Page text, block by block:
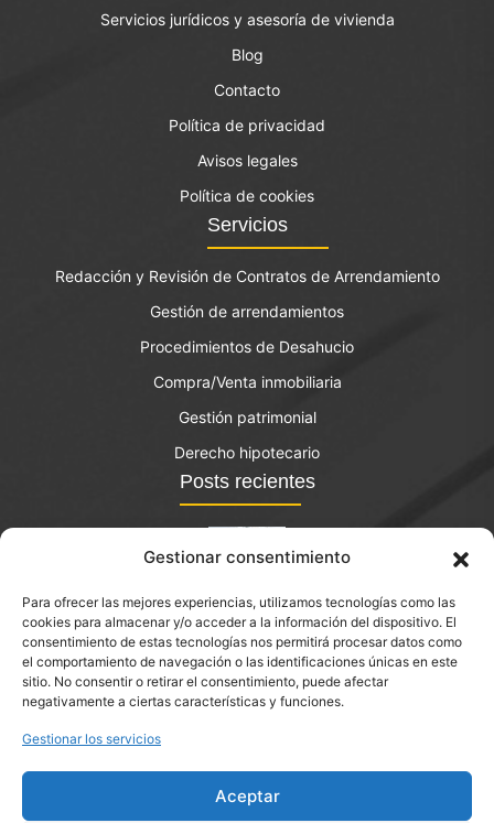
Gestionar consentimiento
Para ofrecer las mejores experiencias, utilizamos tecnologías como las
cookies para almacenar y/o acceder a la información del dispositivo. El
consentimiento de estas tecnologías nos permitirá procesar datos como
el comportamiento de navegación o las identificaciones únicas en este
sitio. No consentir o retirar el consentimiento, puede afectar
negativamente a ciertas características y funciones.
Gestionar los servicios
Aceptar
Servicios jurídicos y asesoría de vivienda
Blog
Contacto
Política de privacidad
Avisos legales
Política de cookies
Servicios
Redacción y Revisión de Contratos de Arrendamiento
Gestión de arrendamientos
Procedimientos de Desahucio
Compra/Venta inmobiliaria
Gestión patrimonial
Derecho hipotecario
Posts recientes
El bono joven de vivienda: qué es y quién lo puede
solicitar?
septiembre 14, 2023